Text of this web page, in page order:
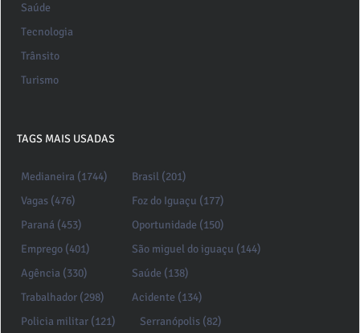
Saúde
Tecnologia
Trânsito
Turismo
TAGS MAIS USADAS
Medianeira (1744)
Vagas (476)
Paraná (453)
Emprego (401)
Agência (330)
Trabalhador (298)
Brasil (201)
Foz do Iguaçu (177)
Oportunidade (150)
São miguel do iguaçu (144)
Saúde (138)
Acidente (134)
Policia militar (121)
Serranópolis (82)